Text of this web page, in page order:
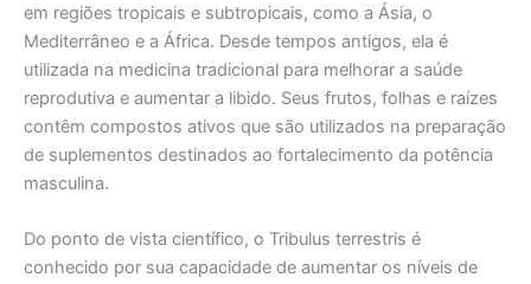
em regiões tropicais e subtropicais, como a Ásia, o
Mediterrâneo e a África. Desde tempos antigos, ela é
utilizada na medicina tradicional para melhorar a saúde
reprodutiva e aumentar a libido. Seus frutos, folhas e raízes
contêm compostos ativos que são utilizados na preparação
de suplementos destinados ao fortalecimento da potência
masculina.
Do ponto de vista científico, o Tribulus terrestris é
conhecido por sua capacidade de aumentar os níveis de